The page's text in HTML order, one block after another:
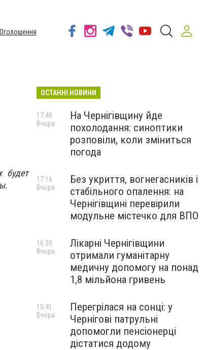
Оголошення
будет
ОСТАННІ НОВИНИ
На Чернігівщину йде
похолодання: синоптики
розповіли, коли зміниться
погода
17:49
Вчора
Без укриття, вогнегасників і
стабільного опалення: на
Чернігівщині перевірили
модульне містечко для ВПО
17:16
Вчора
Лікарні Чернігівщини
отримали гуманітарну
медичну допомогу на понад
1,8 мільйона гривень
16:30
Вчора
Перегрілася на сонці: у
Чернігові патрульні
допомогли пенсіонерці
дістатися додому
15:41
Вчора